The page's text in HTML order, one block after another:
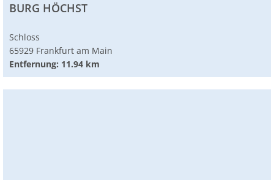
BURG HÖCHST
Schloss
65929 Frankfurt am Main
Entfernung: 11.94 km